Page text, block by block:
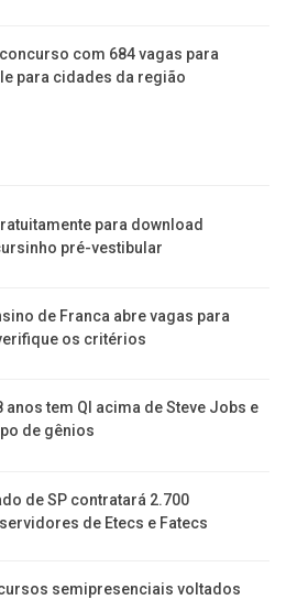
com 684 vagas para
para cidades da região
para download
pré-vestibular
de Franca abre vagas para
os critérios
anos tem QI acima de Steve Jobs e
de gênios
de SP contratará 2.700
de Etecs e Fatecs
semipresenciais voltados